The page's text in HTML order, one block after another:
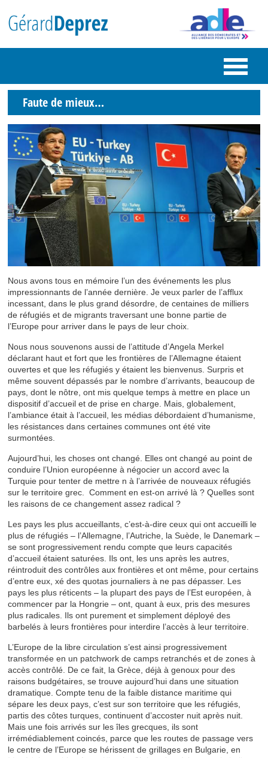
Faute de mieux…
Nous avons tous en mémoire l’un des événements les plus
impressionnants de l’année dernière. Je veux parler de l’afflux
incessant, dans le plus grand désordre, de centaines de milliers
de réfugiés et de migrants traversant une bonne partie de
l’Europe pour arriver dans le pays de leur choix.
Nous nous souvenons aussi de l’attitude d’Angela Merkel
déclarant haut et fort que les frontières de l’Allemagne étaient
ouvertes et que les réfugiés y étaient les bienvenus. Surpris et
même souvent dépassés par le nombre d’arrivants, beaucoup de
pays, dont le nôtre, ont mis quelque temps à mettre en place un
dispositif d’accueil et de prise en charge. Mais, globalement,
l’ambiance était à l’accueil, les médias débordaient d’humanisme,
les résistances dans certaines communes ont été vite
surmontées.
Aujourd’hui, les choses ont changé. Elles ont changé au point de
conduire l’Union européenne à négocier un accord avec la
Turquie pour tenter de mettre n à l’arrivée de nouveaux réfugiés
sur le territoire grec. Comment en est-on arrivé là ? Quelles sont
les raisons de ce changement assez radical ?
Les pays les plus accueillants, c’est-à-dire ceux qui ont accueilli le
plus de réfugiés – l’Allemagne, l’Autriche, la Suède, le Danemark –
se sont progressivement rendu compte que leurs capacités
d’accueil étaient saturées. Ils ont, les uns après les autres,
réintroduit des contrôles aux frontières et ont même, pour certains
d’entre eux, xé des quotas journaliers à ne pas dépasser. Les
pays les plus réticents – la plupart des pays de l’Est européen, à
commencer par la Hongrie – ont, quant à eux, pris des mesures
plus radicales. Ils ont purement et simplement déployé des
barbelés à leurs frontières pour interdire l’accès à leur territoire.
L’Europe de la libre circulation s’est ainsi progressivement
transformée en un patchwork de camps retranchés et de zones à
accès contrôlé. De ce fait, la Grèce, déjà à genoux pour des
raisons budgétaires, se trouve aujourd’hui dans une situation
dramatique. Compte tenu de la faible distance maritime qui
sépare les deux pays, c’est sur son territoire que les réfugiés,
partis des côtes turques, continuent d’accoster nuit après nuit.
Mais une fois arrivés sur les îles grecques, ils sont
irrémédiablement coincés, parce que les routes de passage vers
le centre de l’Europe se hérissent de grillages en Bulgarie, en